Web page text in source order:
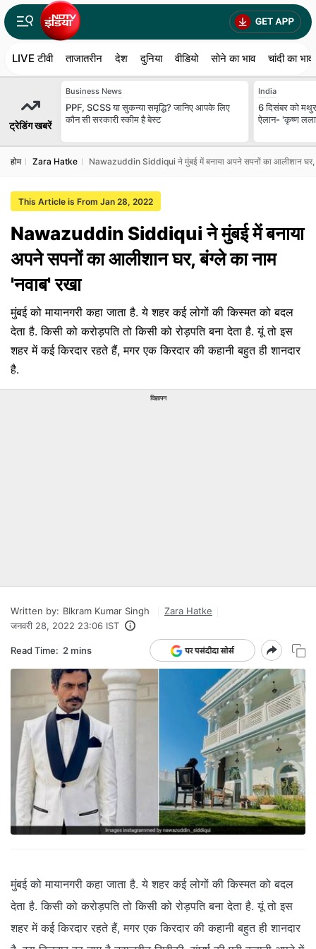
LIVE टीवी ताजातरीन देश दुनिया वीडियो सोने का भाव चांदी का भाव
ट्रेडिंग खबरें
Business News
PPF, SCSS या सुकन्या समृद्धि? जानिए आपके लिए
कौन सी सरकारी स्कीम है बेस्ट
India
6 दिसंबर को
ऐलान- 'कृष्ण लला
होम Zara Hatke Nawazuddin Siddiqui ने मुंबई में बनाया अपने सपनों का आलीशान घर,
This Article is From Jan 28, 2022
Nawazuddin Siddiqui ने मुंबई में बनाया
अपने सपनों का आलीशान घर, बंग्ले का नाम
'नवाब' रखा
मुंबई को मायानगरी कहा जाता है. ये शहर कई लोगों की किस्मत को बदल
देता है. किसी को करोड़पति तो किसी को रोड़पति बना देता है. यूं तो इस
शहर में कई किरदार रहते हैं, मगर एक किरदार की कहानी बहुत ही शानदार
है.
विज्ञापन
Written by: BIkram Kumar Singh
Zara Hatke
जनवरी 28, 2022 23:06 IST
Read Time: 2 mins
मुंबई को मायानगरी कहा जाता है. ये शहर कई लोगों की किस्मत को बदल
देता है. किसी को करोड़पति तो किसी को रोड़पति बना देता है. यूं तो इस
शहर में कई किरदार रहते हैं, मगर एक किरदार की कहानी बहुत ही शानदार